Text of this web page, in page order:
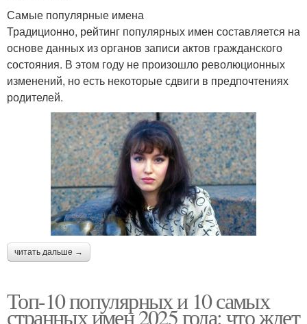
Самые популярные имена
Традиционно, рейтинг популярных имен составляется на
основе данных из органов записи актов гражданского
состояния. В этом году не произошло революционных
изменений, но есть некоторые сдвиги в предпочтениях
родителей.
читать дальше →
Топ-10 популярных и 10 самых
странных имен 2025 года: что ждет